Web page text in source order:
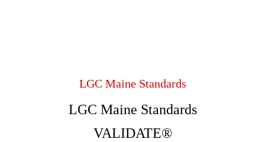
LGC Maine Standards
LGC Maine Standards
VALIDATE®